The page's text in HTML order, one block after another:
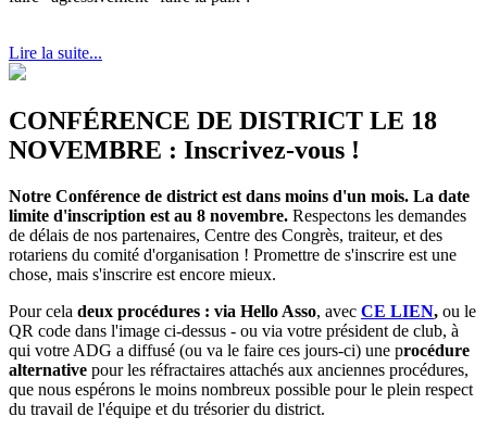
Lire la suite...
CONFÉRENCE DE DISTRICT LE 18
NOVEMBRE : Inscrivez-vous !
Notre Conférence de district est dans moins d'un mois. La date
limite d'inscription est au 8 novembre. Respectons les demandes
de délais de nos partenaires, Centre des Congrès, traiteur, et des
rotariens du comité d'organisation ! Promettre de s'inscrire est une
chose, mais s'inscrire est encore mieux.
Pour cela deux procédures : via Hello Asso, avec CE LIEN, ou le
QR code dans l'image ci-dessus - ou via votre président de club, à
qui votre ADG a diffusé (ou va le faire ces jours-ci) une procédure
alternative pour les réfractaires attachés aux anciennes procédures,
que nous espérons le moins nombreux possible pour le plein respect
du travail de l'équipe et du trésorier du district.